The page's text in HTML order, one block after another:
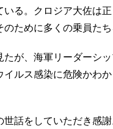
る。クロジア大佐は
ために多くの乗員たち
が、海軍リーダーシ
ルス感染に危険かわ
話をしていただき感謝